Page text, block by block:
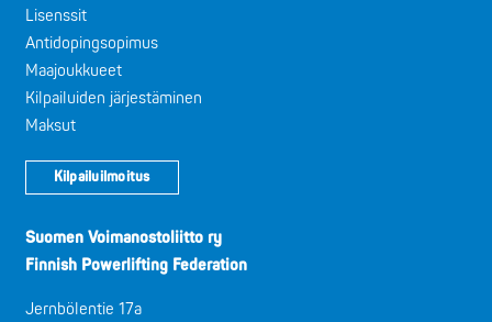
Lisenssit
Antidopingsopimus
Maajoukkueet
Kilpailuiden järjestäminen
Maksut
Kilpailuilmoitus
Suomen Voimanostoliitto ry
Finnish Powerlifting Federation
Jernbölentie 17a